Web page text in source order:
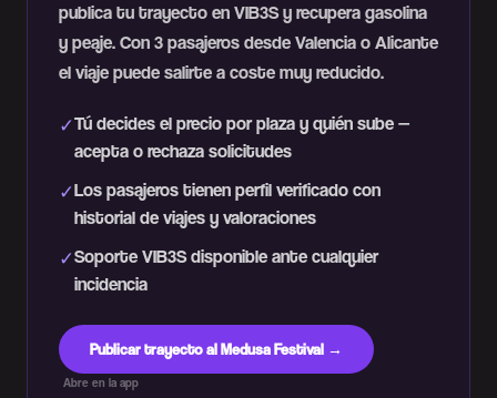
publica tu trayecto en VIB3S y recupera gasolina
y peaje. Con 3 pasajeros desde Valencia o Alicante
el viaje puede salirte a coste muy reducido.
✓Tú decides el precio por plaza y quién sube —
acepta o rechaza solicitudes
✓Los pasajeros tienen perfil verificado con
historial de viajes y valoraciones
✓Soporte VIB3S disponible ante cualquier
incidencia
Publicar trayecto al Medusa Festival →
Abre en la app